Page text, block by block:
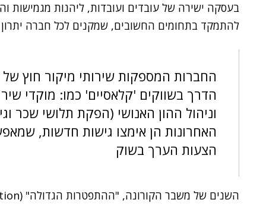
בעסקה ישירה של עובדים ועובדות, ליהנות מגמישות
להתמקד בתחומים החשובים, שמקנים לכל חברה יתרון
החברות המספקות שירותי מיקור חוץ
הדרך בשווקים 'קלאסיים' כמו: מוקדי
וניהול ההון האנושי (הפקת תלושי שכר
האחרונות הן אימצו גישות חדשות,
הצעות הערך בשוק